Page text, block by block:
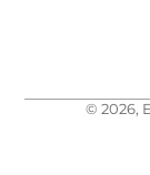
© 2026,